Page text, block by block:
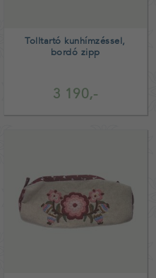
3 190,-
Tolltartó kunhímzéssel,
bordó zipp